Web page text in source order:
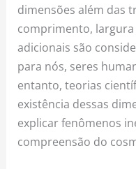
dimensões além das
comprimento, largura
adicionais são
para nós, seres
entanto, teorias
existência dessas
explicar fenômenos
compreensão do